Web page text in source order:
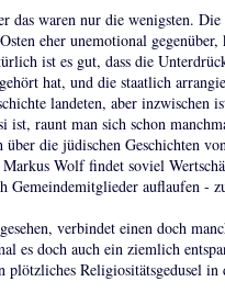
das waren nur die wenigsten.
eher unemotional
ist es gut, dass die
hat, und die staatlich
landeten, aber inzwischen
ist, raunt man sich schon
über die jüdischen Geschichten
Markus Wolf findet soviel
Gemeindemitglieder auflaufen -
verbindet einen doch
es doch auch ein ziemlich
plötzliches Religiositätsgedusel in